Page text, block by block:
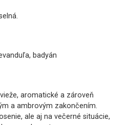
badyán
aromatické a zároveň
a ambrovým zakončením.
ale aj na večerné situácie,